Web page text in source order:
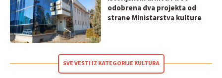
odobrena dva projekta od
strane Ministarstva kulture
SVE VESTI IZ KATEGORIJE KULTURA